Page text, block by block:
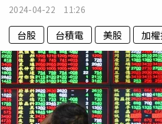
2024-04-22 11:26
台股 台積電 美股 加